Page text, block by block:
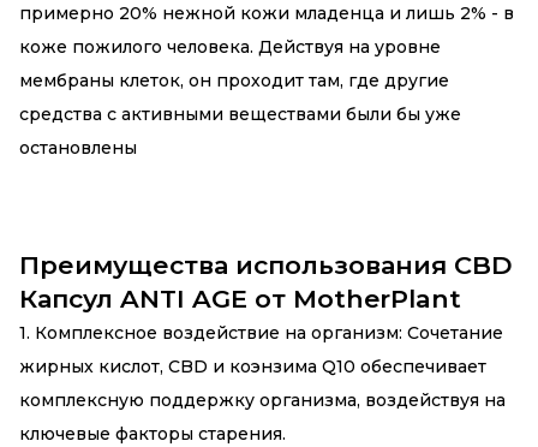
примерно 20% нежной кожи младенца и лишь 2% - в
коже пожилого человека. Действуя на уровне
мембраны клеток, он проходит там, где другие
средства с активными веществами были бы уже
остановлены
Преимущества использования CBD
Капсул ANTI AGE от MotherPlant
1. Комплексное воздействие на организм: Сочетание
жирных кислот, CBD и коэнзима Q10 обеспечивает
комплексную поддержку организма, воздействуя на
ключевые факторы старения.